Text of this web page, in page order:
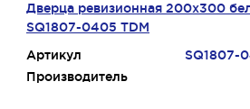
Дверца ревизионная 200х300
SQ1807-0405 TDM
Артикул
SQ1807-
Производитель